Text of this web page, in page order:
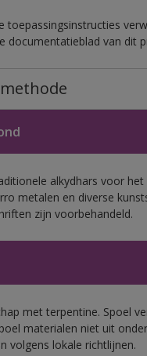
toepassingsinstructies
documentatieblad van dit
alkydhars voor het
metalen en diverse
zijn voorbehandeld.
met terpentine. Spoel
materialen niet uit
volgens lokale richtlijnen.